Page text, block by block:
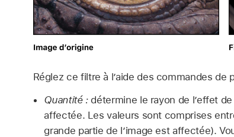
Réglez ce filtre à l’aide des commandes
Quantité :détermine le rayon de l’effet
affectée. Les valeurs sont comprises
grande partie de l’image est affectée).